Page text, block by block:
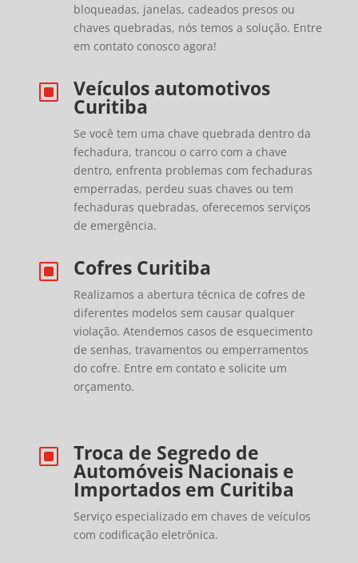
bloqueadas, janelas, cadeados presos ou
chaves quebradas, nós temos a solução. Entre
em contato conosco agora!
W Veículos automotivos
Curitiba
Se você tem uma chave quebrada dentro da
fechadura, trancou o carro com a chave
dentro, enfrenta problemas com fechaduras
emperradas, perdeu suas chaves ou tem
fechaduras quebradas, oferecemos serviços
de emergência.
W Cofres Curitiba
Realizamos a abertura técnica de cofres de
diferentes modelos sem causar qualquer
violação. Atendemos casos de esquecimento
de senhas, travamentos ou emperramentos
do cofre. Entre em contato e solicite um
orçamento.
W Troca de Segredo de
Automóveis Nacionais e
Importados em Curitiba
Serviço especializado em chaves de veículos
com codificação eletrônica.